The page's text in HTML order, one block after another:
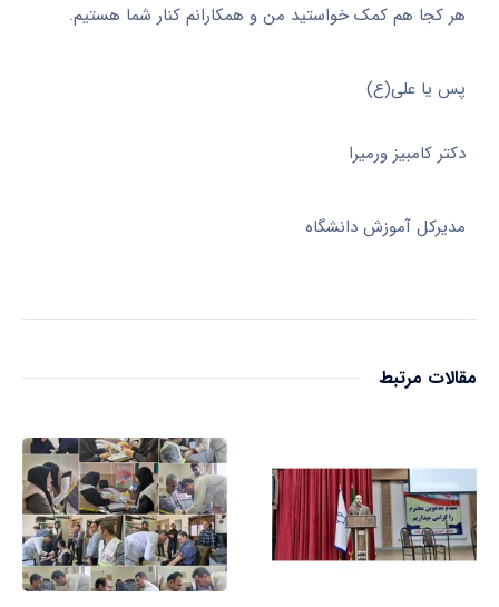
هر کجا هم کمک خواستید من و همکارانم کنار شما هستیم.
پس یا علی(ع)
دکتر کامبیز ورمیرا
مدیرکل آموزش دانشگاه
مقالات مرتبط